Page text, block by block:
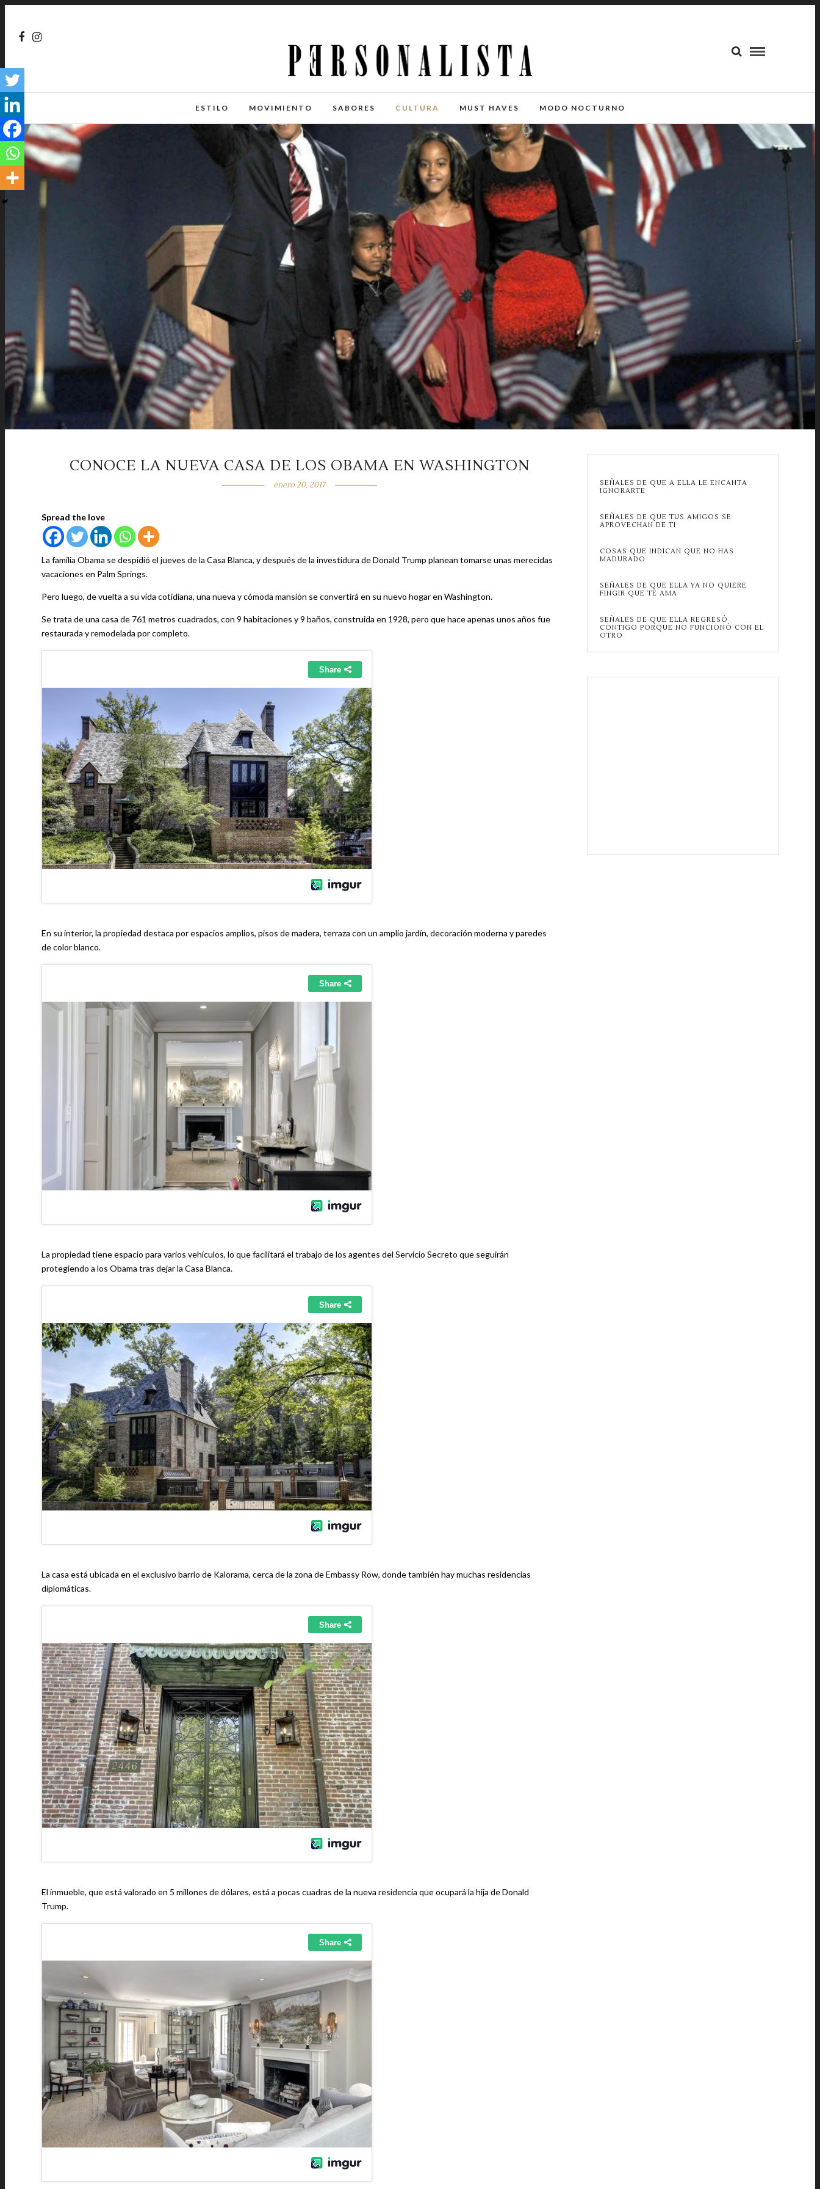
ESTILO MOVIMIENTO SABORES CULTURA MUST HAVES MODO NOCTURNO
CONOCE LA NUEVA CASA DE LOS OBAMA EN WASHINGTON
enero 20, 2017
Spread the love
La familia Obama se despidió el jueves de la Casa Blanca, y después de la investidura de Donald Trump planean tomarse unas merecidas
vacaciones en Palm Springs.
Pero luego, de vuelta a su vida cotidiana, una nueva y cómoda mansión se convertirá en su nuevo hogar en Washington.
Se trata de una casa de 761 metros cuadrados, con 9 habitaciones y 9 baños, construida en 1928, pero que hace apenas unos años fue
restaurada y remodelada por completo.
En su interior, la propiedad destaca por espacios amplios, pisos de madera, terraza con un amplio jardín, decoración moderna y paredes
de color blanco.
La propiedad tiene espacio para varios vehículos, lo que facilitará el trabajo de los agentes del Servicio Secreto que seguirán
protegiendo a los Obama tras dejar la Casa Blanca.
La casa está ubicada en el exclusivo barrio de Kalorama, cerca de la zona de Embassy Row, donde también hay muchas residencias
diplomáticas.
El inmueble, que está valorado en 5 millones de dólares, está a pocas cuadras de la nueva residencia que ocupará la hija de Donald
Trump.
SEÑALES DE QUE A ELLA LE ENCANTA
IGNORARTE
SEÑALES DE QUE TUS AMIGOS SE
APROVECHAN DE TI
COSAS QUE INDICAN QUE NO HAS
MADURADO
SEÑALES DE QUE ELLA YA NO QUIERE
FINGIR QUE TE AMA
SEÑALES DE QUE ELLA REGRESÓ
CONTIGO PORQUE NO FUNCIONÓ CON EL
OTRO